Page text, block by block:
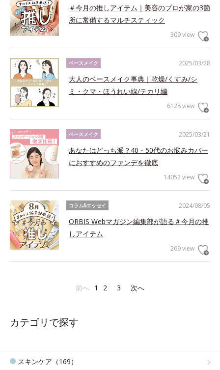
＃今月の推しアイテム｜美容のプロが家の3箇
所に常備するマルチスティック
309 view
2025/03/28
ベースメイク
大人のベースメイク事典｜乾燥/くすみ/シ
ミ・クマ・ほうれい線/テカリ編
6128 view
2025/03/21
ベースメイク
あなたはどっち派？40・50代のお悩みカバー
におすすめのファンデを徹底
14052 view
2024/08/05
コラム&エッセイ
ORBIS Webマガジン編集部が語る＃今月の推
しアイテム
269 view
前へ 1 2 3 次へ
カテゴリで探す
スキンケア（169）